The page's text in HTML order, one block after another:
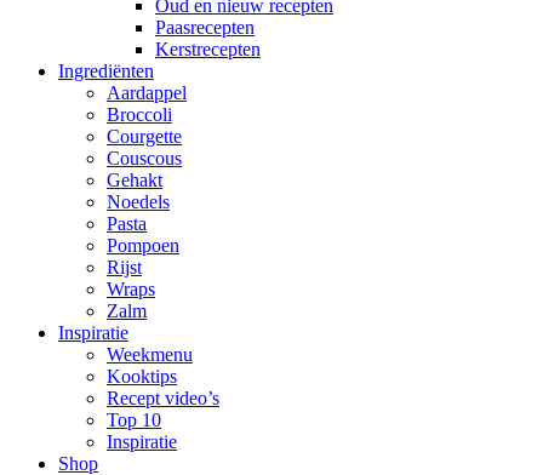
Oud en nieuw recepten
Paasrecepten
Kerstrecepten
Ingrediënten
Aardappel
Broccoli
Courgette
Couscous
Gehakt
Noedels
Pasta
Pompoen
Rijst
Wraps
Zalm
Inspiratie
Weekmenu
Kooktips
Recept video’s
Top 10
Inspiratie
Shop